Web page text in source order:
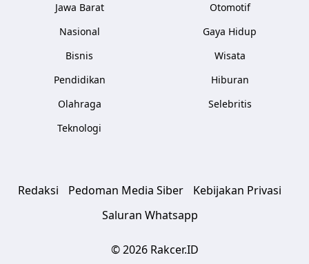
Jawa Barat
Nasional
Bisnis
Pendidikan
Olahraga
Teknologi
Otomotif
Gaya Hidup
Wisata
Hiburan
Selebritis
Redaksi Pedoman Media Siber
Kebijakan Privasi
Saluran Whatsapp
© 2026 Rakcer.ID